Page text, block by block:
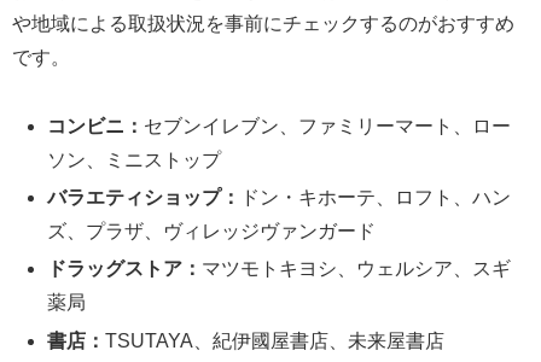
や地域による取扱状況を事前にチェックするのがおすすめ
です。
コンビニ： セブンイレブン、ファミリーマート、ロー
ソン、ミニストップ
バラエティショップ：
ドン・キホーテ、ロフト、ハン
ズ、プラザ、ヴィレッジヴァンガード
ドラッグストア： マツモトキヨシ、ウェルシア、スギ
薬局
書店：TSUTAYA、紀伊國屋書店、未来屋書店